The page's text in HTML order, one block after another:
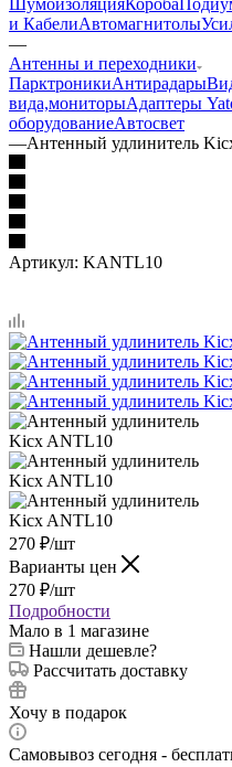
ШумоизоляцияКороба
и КабелиАвтомагнитолы
—
Антенны и переходники
ПарктроникиАнтирадары
вида,мониторыАдаптеры
оборудованиеАвтосвет
—Антенный удлинитель
Артикул: KANTL10
270 ₽/шт
Варианты цен
270 ₽/шт
Подробности
Мало в 1 магазине
Нашли дешевле?
Рассчитать доставку
Хочу в подарок
Самовывоз сегодня -